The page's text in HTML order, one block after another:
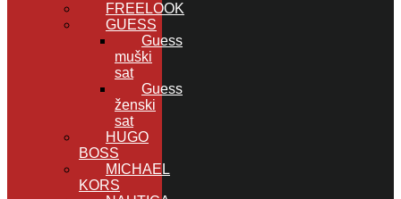
FREELOOK
GUESS
Guess
muški
sat
Guess
ženski
sat
HUGO
BOSS
MICHAEL
KORS